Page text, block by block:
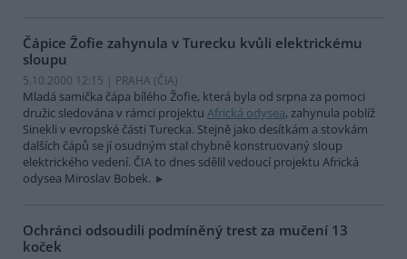
Čápice Žofie zahynula v Turecku kvůli elektrickému
sloupu
5.10.2000 12:15 | PRAHA (ČIA)
Mladá samička čápa bílého Žofie, která byla od srpna za pomoci
družic sledována v rámci projektu Africká odysea, zahynula poblíž
Sinekli v evropské části Turecka. Stejně jako desítkám a stovkám
dalších čápů se jí osudným stal chybně konstruovaný sloup
elektrického vedení. ČIA to dnes sdělil vedoucí projektu Africká
odysea Miroslav Bobek.
Ochránci odsoudili podmíněný trest za mučení 13
koček